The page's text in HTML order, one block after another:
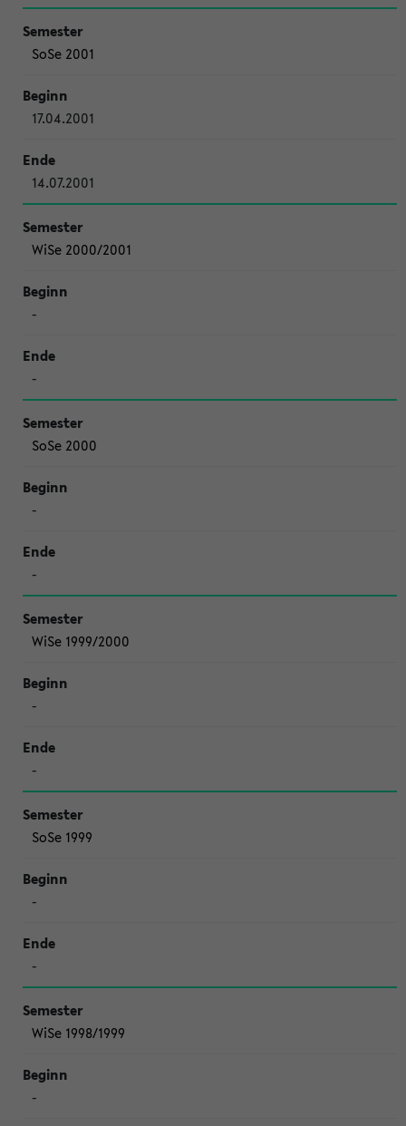
SoSe 2001
17.04.2001
14.07.2001
WiSe 2000/2001
-
-
SoSe 2000
-
-
WiSe 1999/2000
-
-
SoSe 1999
-
-
WiSe 1998/1999
-